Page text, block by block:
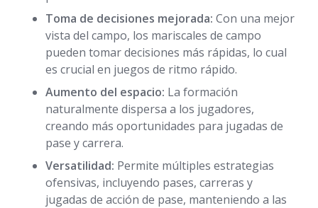
Toma de decisiones mejorada: Con una mejor
vista del campo, los mariscales de campo
pueden tomar decisiones más rápidas, lo cual
es crucial en juegos de ritmo rápido.
Aumento del espacio: La formación
naturalmente dispersa a los jugadores,
creando más oportunidades para jugadas de
pase y carrera.
Versatilidad: Permite múltiples estrategias
ofensivas, incluyendo pases, carreras y
jugadas de acción de pase, manteniendo a las